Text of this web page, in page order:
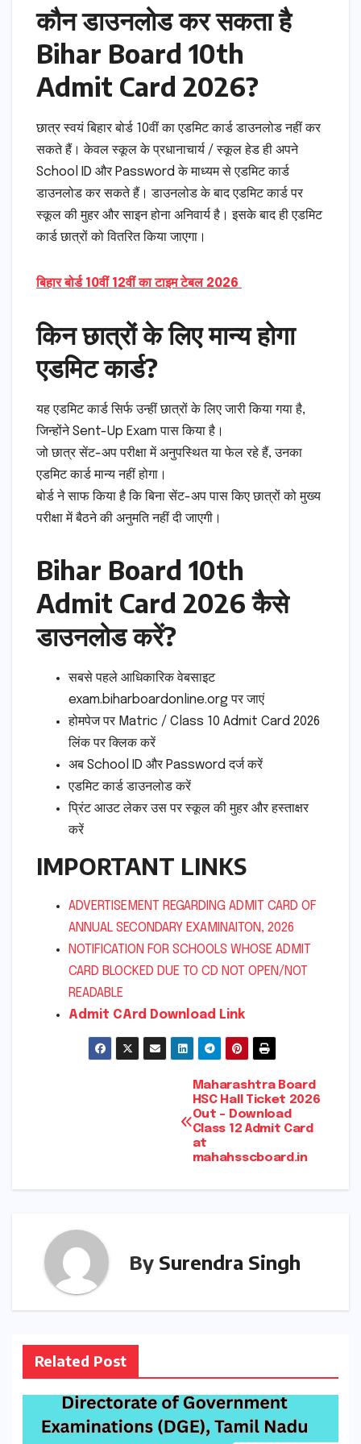
कौन डाउनलोड कर सकता है
Bihar Board 10th
Admit Card 2026?
छात्र स्वयं बिहार बोर्ड 10वीं का एडमिट कार्ड डाउनलोड नहीं कर
सकते हैं। केवल स्कूल के प्रधानाचार्य / स्कूल हेड ही अपने
School ID और Password के माध्यम से एडमिट कार्ड
डाउनलोड कर सकते हैं। डाउनलोड के बाद एडमिट कार्ड पर
स्कूल की मुहर और साइन होना अनिवार्य है। इसके बाद ही एडमिट
कार्ड छात्रों को वितरित किया जाएगा।
बिहार बोर्ड 10वीं 12वीं का टाइम टेबल 2026
किन छात्रों के लिए मान्य होगा
एडमिट कार्ड?
यह एडमिट कार्ड सिर्फ उन्हीं छात्रों के लिए जारी किया गया है,
जिन्होंने Sent-Up Exam पास किया है।
जो छात्र सेंट-अप परीक्षा में अनुपस्थित या फेल रहे हैं, उनका
एडमिट कार्ड मान्य नहीं होगा।
बोर्ड ने साफ किया है कि बिना सेंट-अप पास किए छात्रों को मुख्य
परीक्षा में बैठने की अनुमति नहीं दी जाएगी।
Bihar Board 10th
Admit Card 2026 कैसे
डाउनलोड करें?
सबसे पहले आधिकारिक वेबसाइट
exam.biharboardonline.org पर जाएं
होमपेज पर Matric / Class 10 Admit Card 2026
लिंक पर क्लिक करें
अब School ID और Password दर्ज करें
एडमिट कार्ड डाउनलोड करें
प्रिंट आउट लेकर उस पर स्कूल की मुहर और हस्ताक्षर
करें
IMPORTANT LINKS
ADVERTISEMENT REGARDING ADMIT CARD OF
ANNUAL SECONDARY EXAMINAITON, 2026
NOTIFICATION FOR SCHOOLS WHOSE ADMIT
CARD BLOCKED DUE TO CD NOT OPEN/NOT
READABLE
Admit CArd Download Link
Maharashtra Board
HSC Hall Ticket 2026
Out – Download
Class 12 Admit Card
at
mahahsscboard.in
By Surendra Singh
Related Post